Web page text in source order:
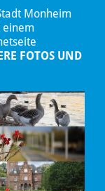
Monheim
einem
FOTOS UND